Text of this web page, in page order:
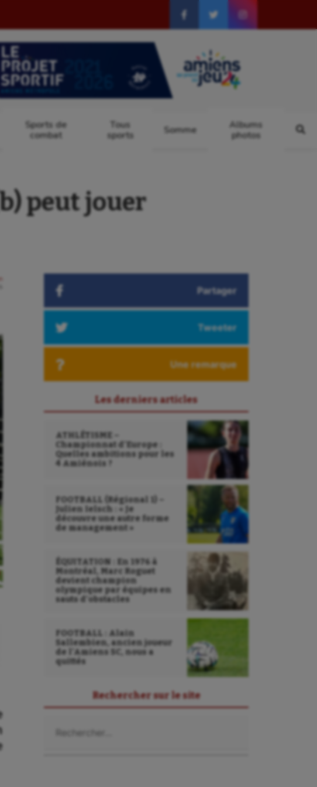
Sports de
combat
Tous
sports
Somme
Albums
photos
peut jouer
Partager
Tweeter
Une remarque
Les derniers articles
ATHLÉTISME –
Championnat d’Europe :
Quelles ambitions pour les
4 Amiénois ?
FOOTBALL (Régional 1) –
Julien Ielsch : « Je
découvre une autre forme
de management »
ÉQUITATION : En 1976 à
Montréal, Marc Roguet
devient champion
olympique par équipes en
sauts d’obstacles
FOOTBALL : Alain
Sallembien, ancien joueur
de l’Amiens SC, nous a
quittés
Rechercher sur le site